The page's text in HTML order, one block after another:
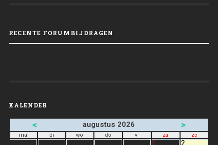
RECENTE FORUMBIJDRAGEN
KALENDER
< augustus 2026 >
ma di wo do vr za zo
1 2